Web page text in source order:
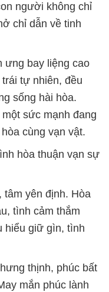
người không chỉ
chỉ dẫn về tinh
ưng bay liệng cao
tự nhiên, đều
sống hài hòa.
sức mạnh đang
cùng vạn vật.
hòa thuận vạn sự
yên định. Hòa
tình cảm thắm
hiểu giữ gìn, tình
thịnh, phúc bất
mắn phúc lành